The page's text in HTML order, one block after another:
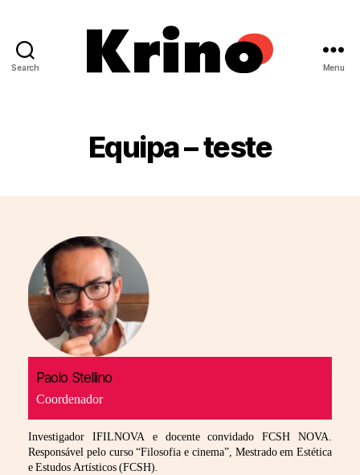
Search Menu
Equipa – teste
Paolo Stellino
Coordenador
Investigador IFILNOVA e docente convidado FCSH NOVA.
Responsável pelo curso “Filosofia e cinema”, Mestrado em Estética
e Estudos Artísticos (FCSH).